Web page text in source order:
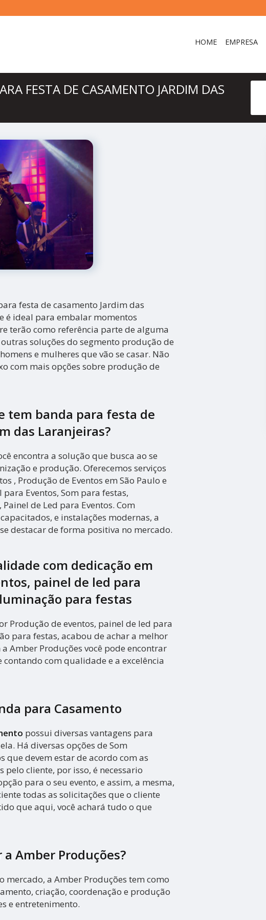
HOME EMPRESA
FESTA DE CASAMENTO JARDIM DAS
festa de casamento Jardim das
é ideal para embalar momentos
terão como referência parte de alguma
soluções do segmento produção de
e mulheres que vão se casar. Não
com mais opções sobre produção de
tem banda para festa de
das Laranjeiras?
encontra a solução que busca ao se
e produção. Oferecemos serviços
, Produção de Eventos em São Paulo e
para Eventos, Som para festas,
de Led para Eventos. Com
e instalações modernas, a
destacar de forma positiva no mercado.
com dedicação em
painel de led para
para festas
Produção de eventos, painel de led para
para festas, acabou de achar a melhor
Amber Produções você pode encontrar
contando com qualidade e a excelência
para Casamento
possui diversas vantagens para
Há diversas opções de Som
que devem estar de acordo com as
cliente, por isso, é necessario
para o seu evento, e assim, a mesma,
todas as solicitações que o cliente
que aqui, você achará tudo o que
Amber Produções?
mercado, a Amber Produções tem como
criação, coordenação e produção
e entretenimento.